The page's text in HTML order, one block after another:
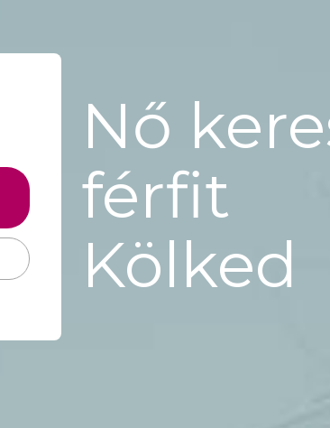
Nő
férfit
Kölked